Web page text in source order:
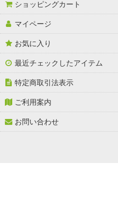
ショッピングカート
マイページ
お気に入り
最近チェックしたアイテム
特定商取引法表示
ご利用案内
お問い合わせ